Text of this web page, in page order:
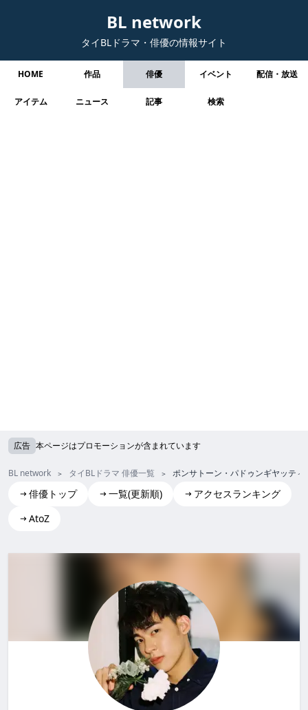
BL network
タイBLドラマ・俳優の情報サイト
HOME 作品 俳優 イベント 配信・放送
アイテム ニュース 記事 検索
広告 本ページはプロモーションが含まれています
BL network タイBLドラマ 俳優一覧 ポンサトーン・パドゥンギヤッテ
俳優トップ 一覧(更新順)
アクセスランキング
AtoZ
Phongsathorn Padungktiwong(Green)
ポンサトーン・パドゥンギヤッティウォン (グリーン)